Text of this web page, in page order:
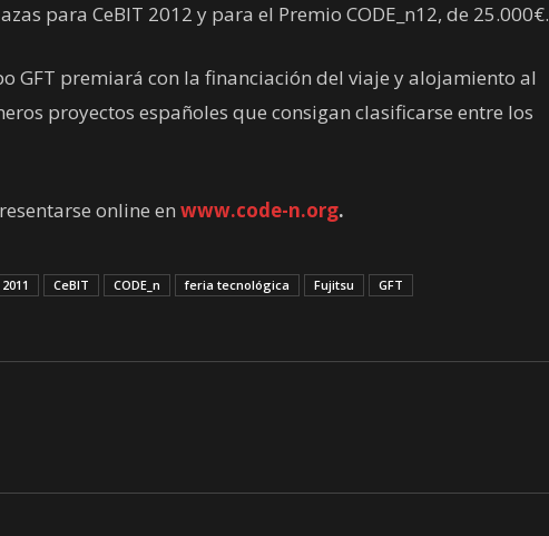
para CeBIT 2012 y para el Premio CODE_n12, de 25.000€.
GFT premiará con la financiación del viaje y alojamiento al
proyectos españoles que consigan clasificarse entre los
online en www.code-n.org.
CeBIT CODE_n feria tecnológica Fujitsu
GFT